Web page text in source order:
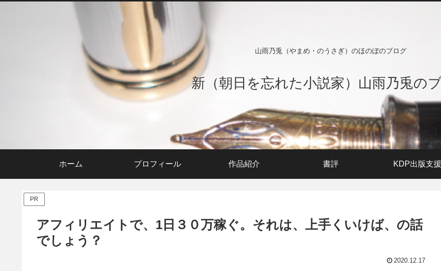
山雨乃兎（やまめ・のうさぎ）のほのぼのブログ
新（朝日を忘れた小説家）山雨乃兎の
ホーム プロフィール 作品紹介 書評 KDP出版支援
PR
アフィリエイトで、1日３０万稼ぐ。それは、上手くいけば、の話
でしょう？
2020.12.17